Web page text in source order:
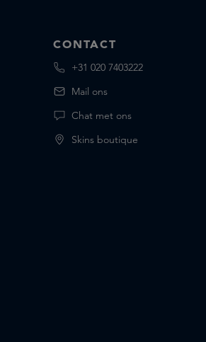
CONTACT
+31 020 7403222
Mail ons
Chat met ons
Skins boutique